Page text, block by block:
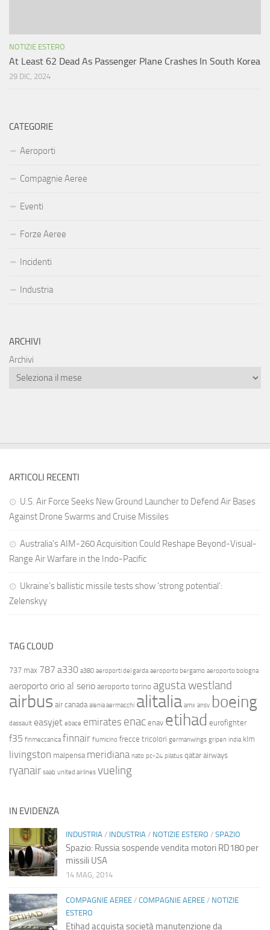
NOTIZIE ESTERO
At Least 62 Dead As Passenger Plane Crashes In South Korea
29 DIC, 2024
CATEGORIE
Aeroporti
Compagnie Aeree
Eventi
Forze Aeree
Incidenti
Industria
ARCHIVI
Archivi
ARTICOLI RECENTI
U.S. Air Force Seeks New Ground Launcher to Defend Air Bases
Against Drone Swarms and Cruise Missiles
Australia’s AIM-260 Acquisition Could Reshape Beyond-Visual-
Range Air Warfare in the Indo-Pacific
Ukraine’s ballistic missile tests show ‘strong potential’:
Zelenskyy
TAG CLOUD
737 max 787 a330 a380 aeroporti del garda aeroporto bergamo aeroporto bologna
aeroporto orio al serio aeroporto torino agusta westland
airbus air canada alenia aermacchi alitalia amx ansv boeing
dassault easyjet ebace emirates enac enav etihad eurofighter
f35 finmeccanica finnair fiumicino frecce tricolori germanwings gripen india klm
livingston malpensa meridiana nato pc-24 pilatus qatar airways
ryanair saab united airlines vueling
IN EVIDENZA
INDUSTRIA / INDUSTRIA / NOTIZIE ESTERO / SPAZIO
Spazio: Russia sospende vendita motori RD180 per
missili USA
14 MAG, 2014
COMPAGNIE AEREE / COMPAGNIE AEREE / NOTIZIE
ESTERO
Etihad acquista società manutenzione da